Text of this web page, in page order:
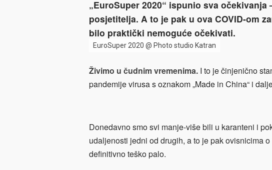
„EuroSuper 2020“ ispunio sva
posjetitelja. A to je pak u ova COVID-om
bilo praktički nemoguće očekivati.
EuroSuper 2020 @ Photo studio Katran
Živimo u čudnim vremenima. I to je činjenično
pandemije virusa s oznakom „Made in China“ i
Donedavno smo svi manje-više bili u karanteni i
udaljenosti jedni od drugih, a to je pak ovisnicima
definitivno teško palo.